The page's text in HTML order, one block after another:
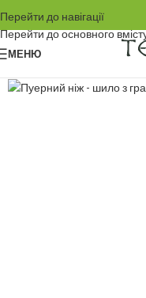
Перейти до навігації
Перейти до основного
МЕНЮ